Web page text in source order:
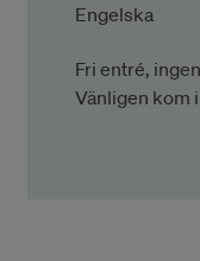
Engelska
Fri entré,
Vänligen kom